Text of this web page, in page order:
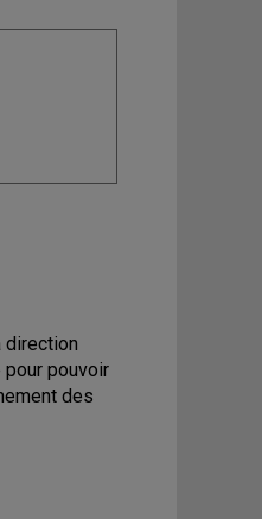
direction
pouvoir
des